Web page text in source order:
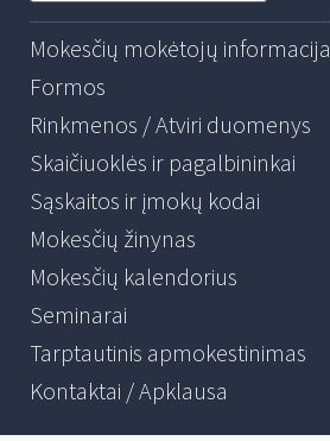
Mokesčių mokėtojų informacija
Formos
Rinkmenos / Atviri duomenys
Skaičiuoklės ir pagalbininkai
Sąskaitos ir įmokų kodai
Mokesčių žinynas
Mokesčių kalendorius
Seminarai
Tarptautinis apmokestinimas
Kontaktai / Apklausa